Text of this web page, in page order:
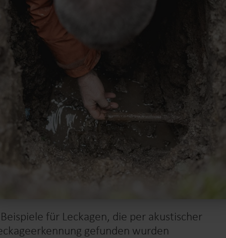
für Leckagen, die per akustischer
gefunden wurden